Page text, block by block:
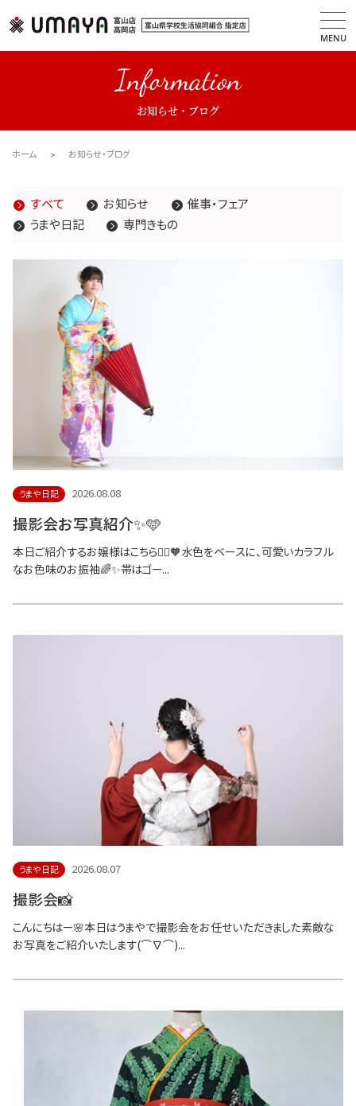
MENU
Information
お知らせ・ブログ
ホーム お知らせ・ブログ
すべて お知らせ
催事・フェア
うまや日記
専門きもの
うまや日記 2026.08.08
撮影会お写真紹介✨🩵
本日ご紹介するお嬢様はこちら💁‍♀️🧡水色をベースに、可愛いカラフル
なお色味のお振袖🌈✨帯はゴー...
うまや日記 2026.08.07
撮影会📸
こんにちはー🌸本日はうまやで撮影会をお任せいただきました素敵な
お写真をご紹介いたします(⌒∇⌒)...